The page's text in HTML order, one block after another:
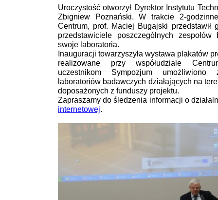
Uroczystość otworzył Dyrektor Instytutu
Zbigniew Poznański. W trakcie 2-
Centrum, prof. Maciej Bugajski przedstawił
przedstawiciele poszczególnych zespołów
swoje laboratoria.
Inauguracji towarzyszyła wystawa plakatów
realizowane przy współudziale
uczestnikom Sympozjum umożliwiono
laboratoriów badawczych działających na
doposażonych z funduszy projektu.
Zapraszamy do śledzenia informacji o
internetowej.